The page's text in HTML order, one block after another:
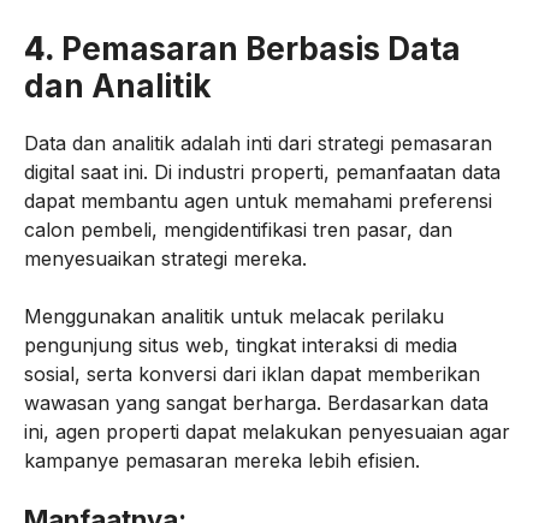
4. Pemasaran Berbasis Data
dan Analitik
Data dan analitik adalah inti dari strategi pemasaran
digital saat ini. Di industri properti, pemanfaatan data
dapat membantu agen untuk memahami preferensi
calon pembeli, mengidentifikasi tren pasar, dan
menyesuaikan strategi mereka.
Menggunakan analitik untuk melacak perilaku
pengunjung situs web, tingkat interaksi di media
sosial, serta konversi dari iklan dapat memberikan
wawasan yang sangat berharga. Berdasarkan data
ini, agen properti dapat melakukan penyesuaian agar
kampanye pemasaran mereka lebih efisien.